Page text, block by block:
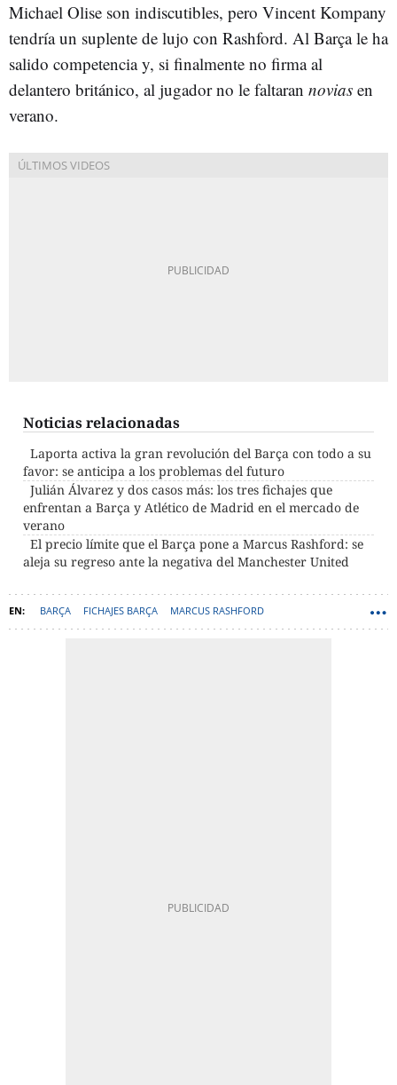
Michael Olise son indiscutibles, pero Vincent Kompany
tendría un suplente de lujo con Rashford. Al Barça le ha
salido competencia y, si finalmente no firma al
delantero británico, al jugador no le faltaran novias en
verano.
Noticias relacionadas
Laporta activa la gran revolución del Barça con todo a su
favor: se anticipa a los problemas del futuro
Julián Álvarez y dos casos más: los tres fichajes que
enfrentan a Barça y Atlético de Madrid en el mercado de
verano
El precio límite que el Barça pone a Marcus Rashford: se
aleja su regreso ante la negativa del Manchester United
BARÇA FICHAJES BARÇA MARCUS RASHFORD